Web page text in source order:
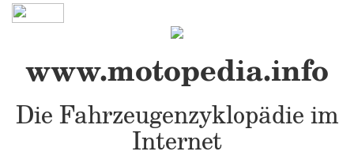
www.motopedia.info
Die Fahrzeugenzyklopädie im
Internet